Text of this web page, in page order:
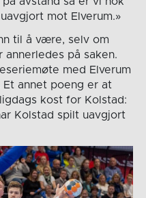
mot Elverum.»
til å være, selv om
annerledes på saken.
med Elverum
annet poeng er at
kost for Kolstad:
Kolstad spilt uavgjort